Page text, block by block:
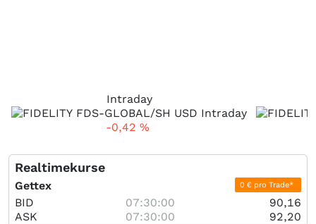
Intraday
-0,42 %
Realtimekurse
Gettex 0 € pro Trade*
BID 07:30:00
90,16
ASK
07:30:00 92,20